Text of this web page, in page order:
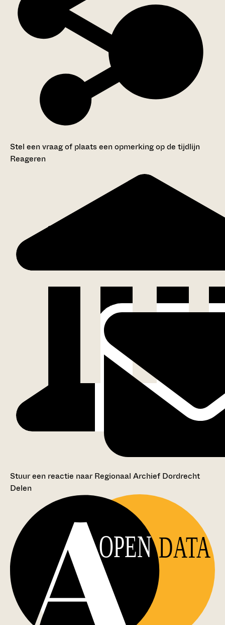
Stel een vraag of plaats een opmerking op de tijdlijn
Reageren
Stuur een reactie naar Regionaal Archief Dordrecht
Delen
OPEN DATA